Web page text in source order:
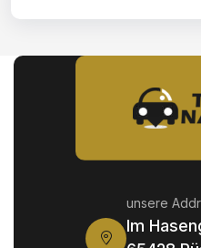
unsere
Im